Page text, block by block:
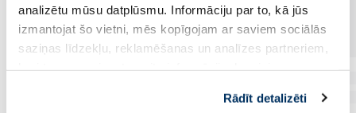
analizētu mūsu datplūsmu. Informāciju par to, kā jūs
izmantojat šo vietni, mēs kopīgojam ar saviem sociālās
saziņas līdzekļu, reklamēšanas un analīzes partneriem,
pakalpojumus. Ja piekrītat šo papildu sīkdatņu
Rādīt detalizēti